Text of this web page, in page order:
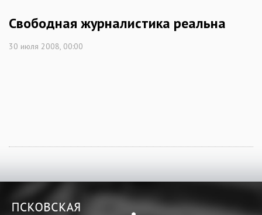
Свободная журналистика реальна
30 июля 2008, 00:00